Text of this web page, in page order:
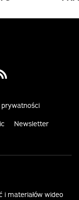
Youtube
us on Rss
prywatności
Newsletter
i materiałów wideo